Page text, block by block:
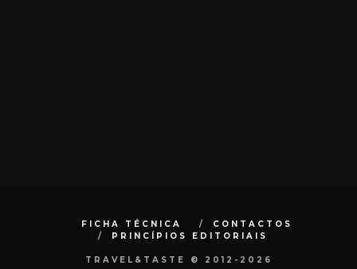
FICHA TÉCNICA
CONTACTOS
PRINCÍPIOS EDITORIAIS
TRAVEL&TASTE © 2012-2026